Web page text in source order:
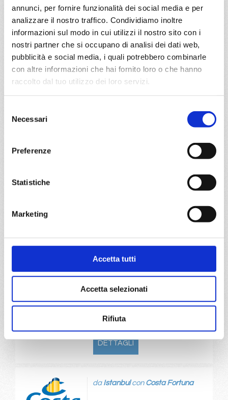
annunci, per fornire funzionalità dei social media e per
analizzare il nostro traffico. Condividiamo inoltre
informazioni sul modo in cui utilizzi il nostro sito con i
nostri partner che si occupano di analisi dei dati web,
pubblicità e social media, i quali potrebbero combinarle
con altre informazioni che hai fornito loro o che hanno
raccolto dal tuo utilizzo dei loro servizi.
delNecessari
Preferenze
Statistiche
Marketing
Accetta tutti
Accetta selezionati
Rifiuta
Mediterraneo8 giorni
Salerno, Messina, La Seyne, Genova, La Spezia,
Civitavecchia, Salerno
06/10/2027
13/10/2027
Costa Fascinosa
Savona, Barcellona, Marsiglia, Savona
22/10/2026
a partire da
€ 479
DETTAGLI
da Istanbulcon Costa Fortuna